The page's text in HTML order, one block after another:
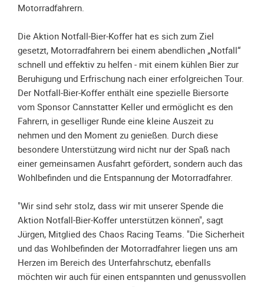
Gewerbliche
Flyer
+
Infokarte
Achte
auf
Motorradfahrer
Merchandise
Aktionen
Info/Presse
Unterfahrschutz
Unterfahrschutz
-
Erfolge
Motorradfahrern.
Die Aktion Notfall-Bier-Koffer hat es sich zum Ziel
gesetzt, Motorradfahrern bei einem abendlichen „Notfall“
schnell und effektiv zu helfen - mit einem kühlen Bier zur
Beruhigung und Erfrischung nach einer erfolgreichen Tour.
Der Notfall-Bier-Koffer enthält eine spezielle Biersorte
vom Sponsor Cannstatter Keller und ermöglicht es den
Fahrern, in geselliger Runde eine kleine Auszeit zu
nehmen und den Moment zu genießen. Durch diese
besondere Unterstützung wird nicht nur der Spaß nach
einer gemeinsamen Ausfahrt gefördert, sondern auch das
Wohlbefinden und die Entspannung der Motorradfahrer.
"Wir sind sehr stolz, dass wir mit unserer Spende die
Aktion Notfall-Bier-Koffer unterstützen können", sagt
Jürgen, Mitglied des Chaos Racing Teams. "Die Sicherheit
und das Wohlbefinden der Motorradfahrer liegen uns am
Herzen im Bereich des Unterfahrschutz, ebenfalls
möchten wir auch für einen entspannten und genussvollen